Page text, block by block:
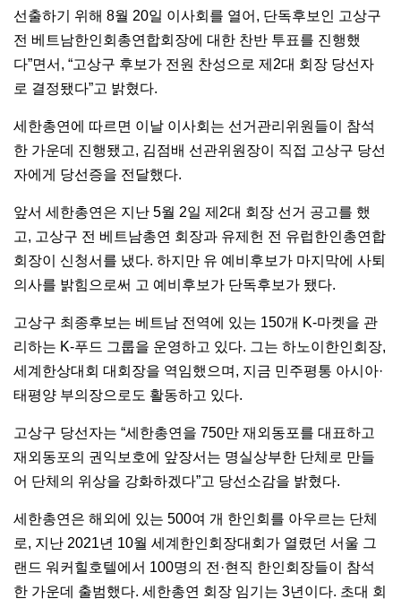
선출하기 위해 8월 20일 이사회를 열어, 단독후보인 고상구
전 베트남한인회총연합회장에 대한 찬반 투표를 진행했
다”면서, “고상구 후보가 전원 찬성으로 제2대 회장 당선자
로 결정됐다”고 밝혔다.
세한총연에 따르면 이날 이사회는 선거관리위원들이 참석
한 가운데 진행됐고, 김점배 선관위원장이 직접 고상구 당선
자에게 당선증을 전달했다.
앞서 세한총연은 지난 5월 2일 제2대 회장 선거 공고를 했
고, 고상구 전 베트남총연 회장과 유제헌 전 유럽한인총연합
회장이 신청서를 냈다. 하지만 유 예비후보가 마지막에 사퇴
의사를 밝힘으로써 고 예비후보가 단독후보가 됐다.
고상구 최종후보는 베트남 전역에 있는 150개 K-마켓을 관
리하는 K-푸드 그룹을 운영하고 있다. 그는 하노이한인회장,
세계한상대회 대회장을 역임했으며, 지금 민주평통 아시아·
태평양 부의장으로도 활동하고 있다.
고상구 당선자는 “세한총연을 750만 재외동포를 대표하고
재외동포의 권익보호에 앞장서는 명실상부한 단체로 만들
어 단체의 위상을 강화하겠다”고 당선소감을 밝혔다.
세한총연은 해외에 있는 500여 개 한인회를 아우르는 단체
로, 지난 2021년 10월 세계한인회장대회가 열렸던 서울 그
랜드 워커힐호텔에서 100명의 전·현직 한인회장들이 참석
한 가운데 출범했다. 세한총연 회장 임기는 3년이다. 초대 회